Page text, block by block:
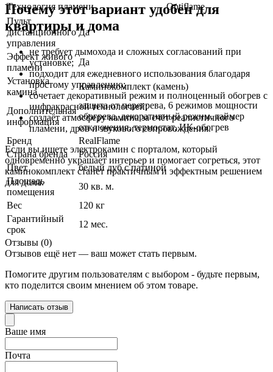
Почему этот вариант удобен для
квартиры и дома
не требует дымохода и сложных согласований при
установке;
подходит для ежедневного использования благодаря
простому управлению;
сочетает декоративный режим и полноценный обогрев с
инфракрасной технологией;
создаёт атмосферу камина за счёт реалистичного
пламени, дров и звукового сопровождения.
Если вы ищете электрокамин с порталом, который
одновременно украшает интерьер и помогает согреться, этот
каминокомплект станет практичным и эффектным решением
для дома.
Технология пламени
Optiflame
Пульт
дистанционного
управления
Да
Эффект живого
пламени
Да
Установка
камина
Каминокомплект (камень)
Дополнительная
информация
защита от перегрева, 6 режимов мощности
обогрева, декоративный режим, таймер
отключения, термостат, ИК-обогрев
Бренд
RealFlame
Страна бренда
Россия
Цвет
белый дуб с патиной
Площадь
помещения
30 кв. м.
Вес
120 кг
Гарантийный
срок
12 мес.
Отзывы (0)
Отзывов ещё нет — ваш может стать первым.
Помогите другим пользователям с выбором - будьте первым,
кто поделится своим мнением об этом товаре.
Написать отзыв
Ваше имя
Почта